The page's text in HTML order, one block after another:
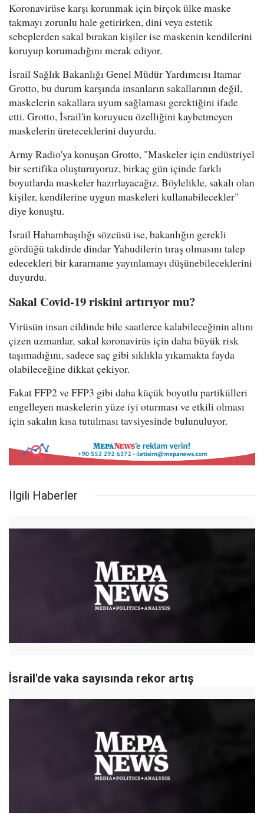
Koronavirüse karşı korunmak için birçok ülke maske
takmayı zorunlu hale getirirken, dini veya estetik
sebeplerden sakal bırakan kişiler ise maskenin kendilerini
koruyup korumadığını merak ediyor.
İsrail Sağlık Bakanlığı Genel Müdür Yardımcısı Itamar
Grotto, bu durum karşında insanların sakallarının değil,
maskelerin sakallara uyum sağlaması gerektiğini ifade
etti. Grotto, İsrail'in koruyucu özelliğini kaybetmeyen
maskelerin üreteceklerini duyurdu.
Army Radio'ya konuşan Grotto, "Maskeler için endüstriyel
bir sertifika oluşturuyoruz, birkaç gün içinde farklı
boyutlarda maskeler hazırlayacağız. Böylelikle, sakalı olan
kişiler, kendilerine uygun maskeleri kullanabilecekler"
diye konuştu.
İsrail Hahambaşılığı sözcüsü ise, bakanlığın gerekli
gördüğü takdirde dindar Yahudilerin tıraş olmasını talep
edecekleri bir kararname yayınlamayı düşünebileceklerini
duyurdu.
Sakal Covid-19 riskini artırıyor mu?
Virüsün insan cildinde bile saatlerce kalabileceğinin altını
çizen uzmanlar, sakal koronavirüs için daha büyük risk
taşımadığını, sadece saç gibi sıklıkla yıkamakta fayda
olabileceğine dikkat çekiyor.
Fakat FFP2 ve FFP3 gibi daha küçük boyutlu partikülleri
engelleyen maskelerin yüze iyi oturması ve etkili olması
için sakalın kısa tutulması tavsiyesinde bulunuluyor.
İlgili Haberler
İsrail'de vaka sayısında rekor artış